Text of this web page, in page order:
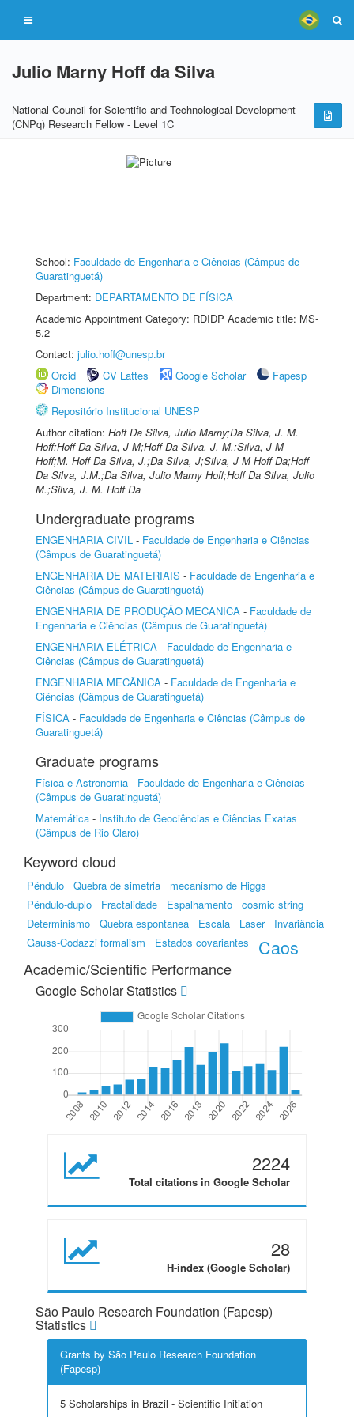
Julio Marny Hoff da Silva
National Council for Scientific and Technological Development
(CNPq) Research Fellow - Level 1C
School: Faculdade de Engenharia e Ciências (Câmpus de
Guaratinguetá)
Department: DEPARTAMENTO DE FÍSICA
Academic Appointment Category: RDIDP Academic title: MS-
5.2
Contact: julio.hoff@unesp.br
Orcid
CV Lattes Google Scholar
Fapesp
Dimensions
Repositório Institucional UNESP
Author citation: Hoff Da Silva, Julio Marny;Da Silva, J. M.
Hoff;Hoff Da Silva, J M;Hoff Da Silva, J. M.;Silva, J M
Hoff;M. Hoff Da Silva, J.;Da Silva, J;Silva, J M Hoff Da;Hoff
Da Silva, J.M.;Da Silva, Julio Marny Hoff;Hoff Da Silva, Julio
M.;Silva, J. M. Hoff Da
Undergraduate programs
ENGENHARIA CIVIL - Faculdade de Engenharia e Ciências
(Câmpus de Guaratinguetá)
ENGENHARIA DE MATERIAIS - Faculdade de Engenharia e
Ciências (Câmpus de Guaratinguetá)
ENGENHARIA DE PRODUÇÃO MECÂNICA - Faculdade de
Engenharia e Ciências (Câmpus de Guaratinguetá)
ENGENHARIA ELÉTRICA - Faculdade de Engenharia e
Ciências (Câmpus de Guaratinguetá)
ENGENHARIA MECÂNICA - Faculdade de Engenharia e
Ciências (Câmpus de Guaratinguetá)
FÍSICA - Faculdade de Engenharia e Ciências (Câmpus de
Guaratinguetá)
Graduate programs
Física e Astronomia - Faculdade de Engenharia e Ciências
(Câmpus de Guaratinguetá)
Matemática - Instituto de Geociências e Ciências Exatas
(Câmpus de Rio Claro)
Keyword cloud
Pêndulo Quebra de simetria
mecanismo de Higgs
Pêndulo-duplo
Fractalidade Espalhamento
cosmic string
Determinismo
Quebra espontanea Escala Laser
Invariância
Gauss-Codazzi formalism
Estados covariantes Caos
Academic/Scientific Performance
Google Scholar Statistics
2224
Total citations in Google Scholar
28
H-index (Google Scholar)
São Paulo Research Foundation (Fapesp)
Statistics
Grants by São Paulo Research Foundation
(Fapesp)
5 Scholarships in Brazil - Scientific Initiation